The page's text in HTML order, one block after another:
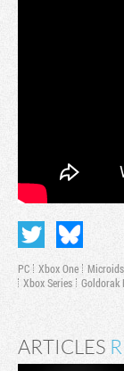
PC Xbox One Microids
Xbox Series
Goldorak
ARTICLES